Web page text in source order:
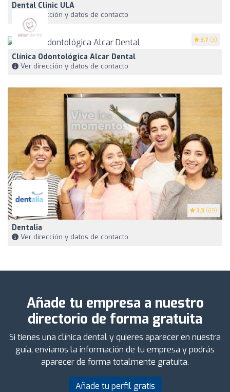
Dental Clinic ULA
Ver dirección y datos de contacto
3.7 (3)
Clínica Odontológica Alcar Dental
Ver dirección y datos de contacto
3.3 (69)
Dentalia
Ver dirección y datos de contacto
Añade tu empresa a nuestro
directorio de forma gratuita
Si tienes una clínica dental y quieres aparecer en nuestra
guía, envíanos la información de tu empresa y podrás
aparecer de forma totalmente gratuita.
Añade tu perfil gratis